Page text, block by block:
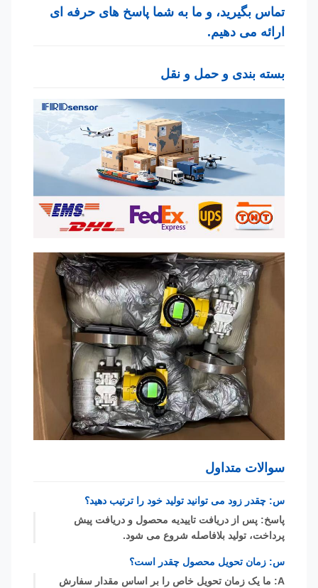
تماس بگیرید، و ما به شما پاسخ های حرفه ای
ارائه می دهیم.
بسته بندی و حمل و نقل
سوالات متداول
س: چقدر زود می توانید تولید خود را ترتیب دهید؟
پاسخ: پس از دریافت تاییدیه محصول و دریافت پیش
پرداخت، تولید بلافاصله شروع می شود.
س: زمان تحویل محصول چقدر است؟
A: ما یک زمان تحویل خاص را بر اساس مقدار سفارش